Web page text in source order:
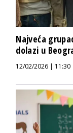
Najveća
dolazi u
12/02/2026 | 11:30